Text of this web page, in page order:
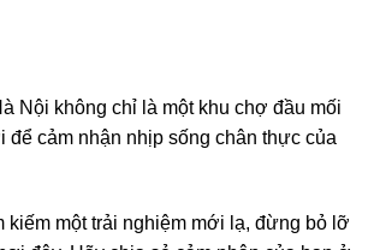
Nội không chỉ là một khu chợ đầu mối
để cảm nhận nhịp sống chân thực của
kiếm một trải nghiệm mới lạ, đừng bỏ lỡ